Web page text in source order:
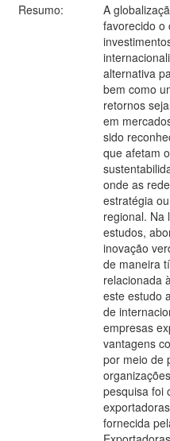
Resumo:
A
favorecido o
alternativa
bem como
retornos
em
sido
que afetam
onde as
estratégia
regional. Na
estudos,
inovação
de maneira
relacionada
este estudo
de
empresas
vantagens
por meio de
pesquisa foi
fornecida